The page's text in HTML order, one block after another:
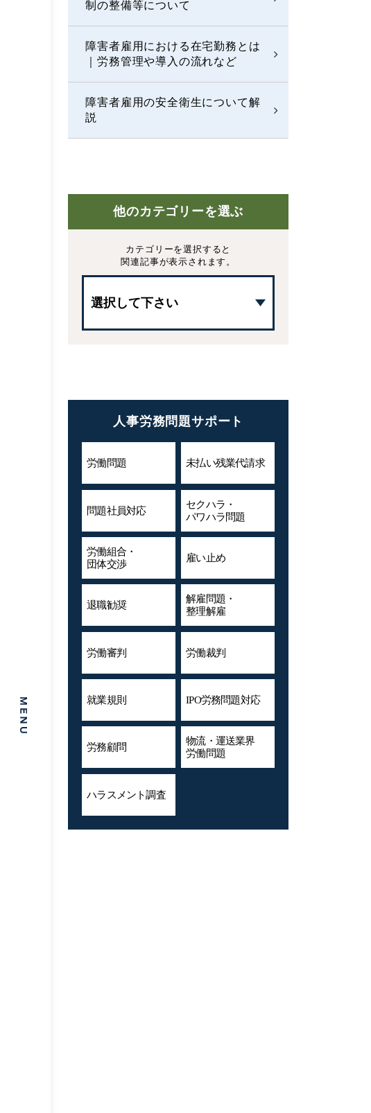
制の整備等について
障害者雇用における在宅勤務とは
｜労務管理や導入の流れなど
障害者雇用の安全衛生について解
説
他のカテゴリーを選ぶ
カテゴリーを選択すると
関連記事が表示されます。
人事労務問題サポート
労働問題 未払い残業代請求
問題社員対応
セクハラ・
パワハラ問題
労働組合・
団体交渉
雇い止め
退職勧奨
解雇問題・
整理解雇
労働審判 労働裁判
就業規則 IPO労務問題対応
労務顧問
物流・運送業界
労働問題
ハラスメント調査